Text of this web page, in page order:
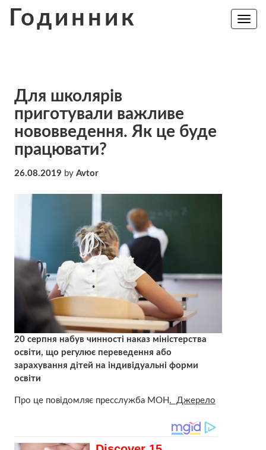
Годинник
Toggle
Для школярів
приготували важливе
нововведення. Як це буде
працювати?
26.08.2019 by Avtor
20 серпня набув чинності наказ міністерства
освіти, що регулює переведення або
зарахування дітей на індивідуальні форми
освіти
Про це повідомляє пресслужба МОН . Джерело